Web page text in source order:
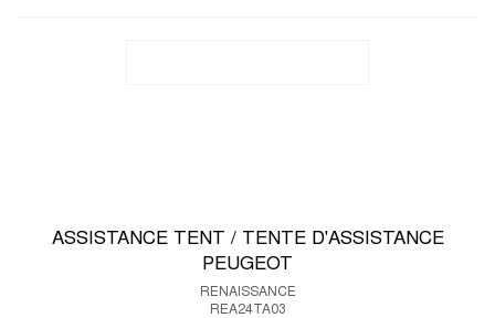
ASSISTANCE TENT / TENTE D'ASSISTANCE
PEUGEOT
RENAISSANCE
REA24TA03